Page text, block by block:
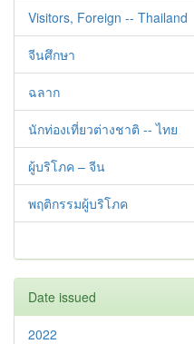
Visitors, Foreign -- Thailand
จีนศึกษา
ฉลาก
นักท่องเที่ยวต่างชาติ -- ไทย
ผู้บริโภค – จีน
พฤติกรรมผู้บริโภค
Date issued
2022